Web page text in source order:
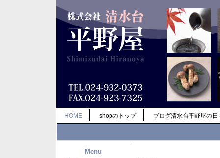
HOME shopのトップ ブログ清水台平野屋の日
Menu